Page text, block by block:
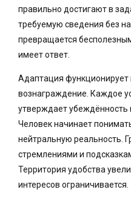
правильно достигают в
требуемую сведения без
превращается
имеет ответ.
Адаптация функционирует
вознаграждение. Каждое
утверждает убеждённость
Человек начинает
нейтральную реальность.
стремлениями и
Территория удобства
интересов ограничивается.